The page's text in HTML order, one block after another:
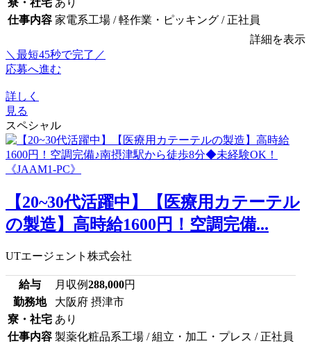
寮・社宅 あり
仕事内容 家電系工場 / 軽作業・ピッキング / 正社員
詳細を表示
＼最短45秒で完了／
応募へ進む
詳しく
見る
スペシャル
【20~30代活躍中】【医療用カテーテル
の製造】高時給1600円！空調完備...
UTエージェント株式会社
給与 月収例288,000円
勤務地
大阪府 摂津市
寮・社宅 あり
仕事内容 製薬化粧品系工場 / 組立・加工・プレス / 正社員